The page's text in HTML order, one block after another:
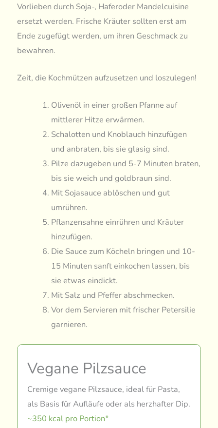
Vorlieben durch Soja-, Haferoder Mandelcuisine
ersetzt werden. Frische Kräuter sollten erst am
Ende zugefügt werden, um ihren Geschmack zu
bewahren.
Zeit, die Kochmützen aufzusetzen und loszulegen!
Olivenöl in einer großen Pfanne auf
mittlerer Hitze erwärmen.
Schalotten und Knoblauch hinzufügen
und anbraten, bis sie glasig sind.
Pilze dazugeben und 5-7 Minuten braten,
bis sie weich und goldbraun sind.
Mit Sojasauce ablöschen und gut
umrühren.
Pflanzensahne einrühren und Kräuter
hinzufügen.
Die Sauce zum Köcheln bringen und 10-
15 Minuten sanft einkochen lassen, bis
sie etwas eindickt.
Mit Salz und Pfeffer abschmecken.
Vor dem Servieren mit frischer Petersilie
garnieren.
Vegane Pilzsauce
Cremige vegane Pilzsauce, ideal für Pasta,
als Basis für Aufläufe oder als herzhafter Dip.
~350 kcal pro Portion*